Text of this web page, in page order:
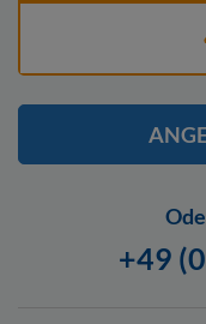
+49
Hier finden Sie unsere